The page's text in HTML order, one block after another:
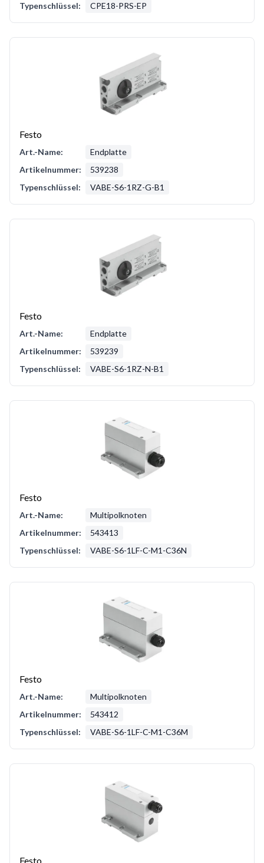
Typenschlüssel:
CPE18-PRS-EP
Festo
Art.-Name:
Endplatte
Artikelnummer:
539238
Typenschlüssel:
VABE-S6-1RZ-G-B1
Festo
Art.-Name:
Endplatte
Artikelnummer:
539239
Typenschlüssel:
VABE-S6-1RZ-N-B1
Festo
Art.-Name:
Multipolknoten
Artikelnummer:
543413
Typenschlüssel:
VABE-S6-1LF-C-M1-C36N
Festo
Art.-Name:
Multipolknoten
Artikelnummer:
543412
Typenschlüssel:
VABE-S6-1LF-C-M1-C36M
Festo